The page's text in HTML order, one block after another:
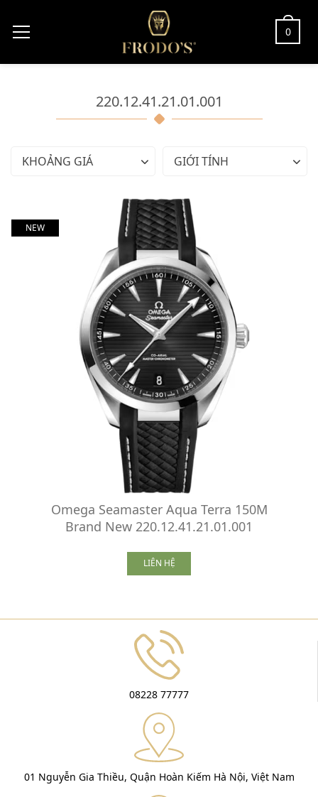
0
220.12.41.21.01.001
KHOẢNG GIÁ GIỚI TÍNH
NEW
Omega Seamaster Aqua Terra 150M
Brand New 220.12.41.21.01.001
LIÊN HỆ
08228 77777
01 Nguyễn Gia Thiều, Quận Hoàn Kiếm Hà Nội, Việt Nam